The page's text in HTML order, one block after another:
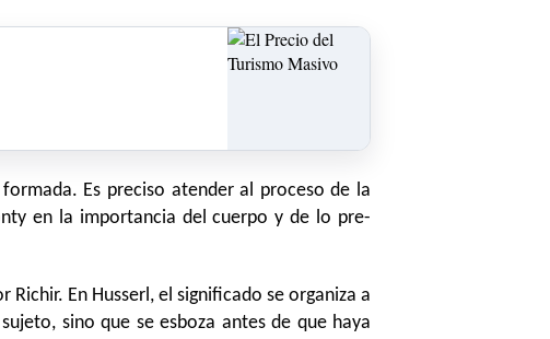
Es preciso atender al proceso de la
en la importancia del cuerpo y de lo pre-
En Husserl, el significado se organiza a
sino que se esboza antes de que haya